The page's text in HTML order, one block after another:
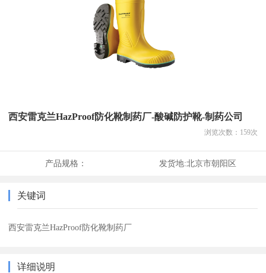
西安雷克兰HazProof防化靴制药厂-酸碱防护靴-制药公司
浏览次数： 159次
产品规格： 发货地:北京市朝阳区
关键词
西安雷克兰HazProof防化靴制药厂
详细说明